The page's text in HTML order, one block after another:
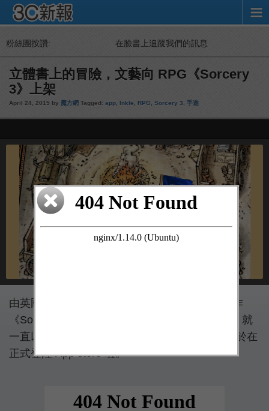
粉絲團按讚: 在臉書上追蹤我們的訊息
立體書上的冒險，文藝向 RPG《Sorcery
3》上架
April 24, 2015 by 魔方網 Tagged: app Inkle RPG Sorcery 3 手遊
由英國遊戲工作室 Inkle 推出的《巫術》系列新作
《Sorcery 3》，自從在 GDC 2015 上曝光過後，就
一直以來都受到眾人的關注。現在，這部遊戲終於在
正式登陸 App store 啦。